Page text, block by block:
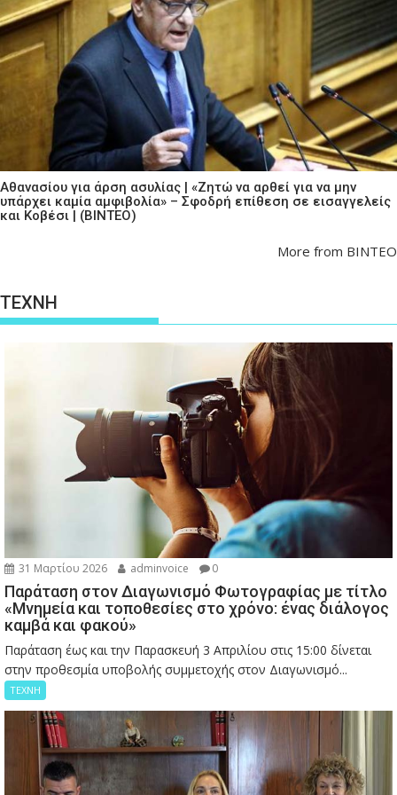
Αθανασίου για άρση ασυλίας | «Ζητώ να αρθεί για να μην
υπάρχει καμία αμφιβολία» – Σφοδρή επίθεση σε εισαγγελείς
και Κοβέσι | (ΒΙΝΤΕΟ)
More from ΒΙΝΤΕΟ
ΤΕΧΝΗ
31 Μαρτίου 2026 adminvoice 0
Παράταση στον Διαγωνισμό Φωτογραφίας με τίτλο
«Μνημεία και τοποθεσίες στο χρόνο: ένας διάλογος
καμβά και φακού»
Παράταση έως και την Παρασκευή 3 Απριλίου στις 15:00 δίνεται
στην προθεσμία υποβολής συμμετοχής στον Διαγωνισμό...
ΤΕΧΝΗ